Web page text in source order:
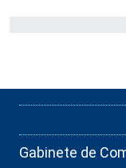
Gabinete de